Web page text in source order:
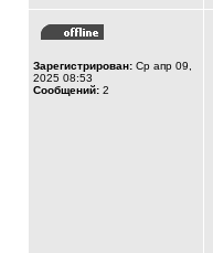
Зарегистрирован: Ср апр 09,
2025 08:53
Сообщений: 2